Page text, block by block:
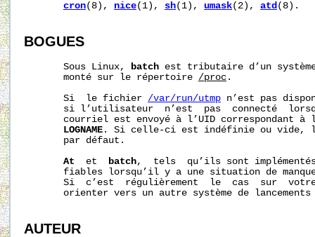
cron(8), nice(1), sh(1), umask(2), atd(8).
BOGUES
       Sous Linux,
batch est tributaire d’un
       monté sur le répertoire
/proc .
       Si  le fichier
/var/run/utmp n’est pas
si l’utilisateur  n’est  pas  connecté
courriel est envoyé à l’UID correspondant à
LOGNAME . Si celle-ci est indéfinie ou vide,
       par défaut.
At
  et
batch,  tels  qu’ils sont
fiables lorsqu’il y a une situation de
Si  c’est  régulièrement  le  cas  sur
orienter vers un autre système de
AUTEUR